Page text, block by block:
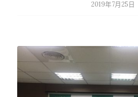
2019年7月25日